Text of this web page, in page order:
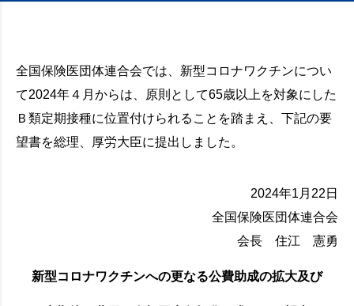
全国保険医団体連合会では、新型コロナワクチンについ
て2024年４月からは、原則として65歳以上を対象にした
Ｂ類定期接種に位置付けられることを踏まえ、下記の要
望書を総理、厚労大臣に提出しました。
2024年1月22日
全国保険医団体連合会
会長 住江 憲勇
新型コロナワクチンへの更なる公費助成の拡大及び